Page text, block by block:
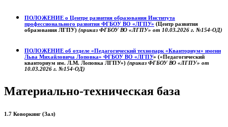
ПОЛОЖЕНИЕ о Центре развития образования Института
профессионального развития ФГБОУ ВО «ЛГПУ» (Центр развития
образования ЛГПУ) (приказ ФГБОУ ВО «ЛГПУ» от 10.03.2026 г. №154-ОД)
ПОЛОЖЕНИЕ об отделе «Педагогический технопарк «Кванториум» имени
Льва Михайловича Лоповка» ФГБОУ ВО «ЛГПУ» («Педагогический
кванториум им. Л.М. Лоповка ЛГПУ») (приказ ФГБОУ ВО «ЛГПУ» от
10.03.2026 г. №154-ОД)
Материально-техническая база
1.7 Коворкинг (Зал)